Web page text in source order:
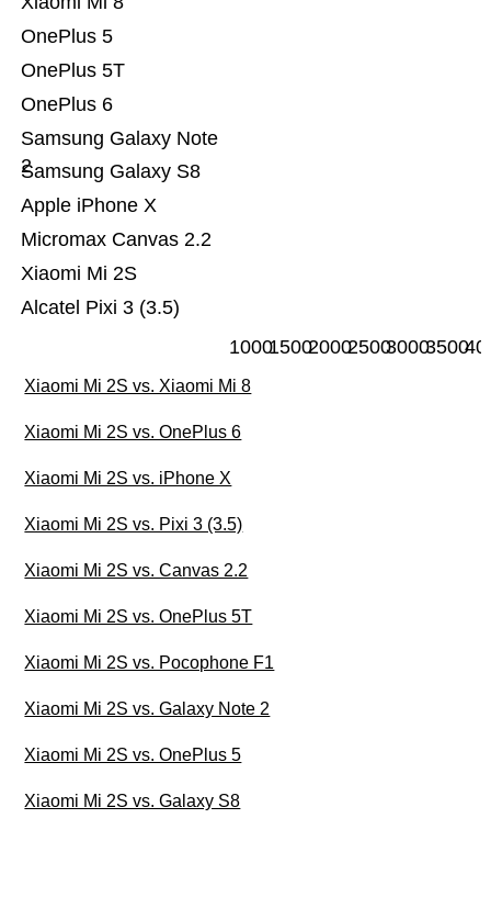
Alcatel Pixi 3 (3.5)
Xiaomi Mi 2S
Micromax Canvas 2.2
Apple iPhone X
Samsung Galaxy S8
Samsung Galaxy Note
2
OnePlus 6
OnePlus 5T
OnePlus 5
100015002000250030003500
Xiaomi Mi 2S vs. Xiaomi Mi 8
Xiaomi Mi 2S vs. OnePlus 6
Xiaomi Mi 2S vs. iPhone X
Xiaomi Mi 2S vs. Pixi 3 (3.5)
Xiaomi Mi 2S vs. Canvas 2.2
Xiaomi Mi 2S vs. OnePlus 5T
Xiaomi Mi 2S vs. Pocophone F1
Xiaomi Mi 2S vs. Galaxy Note 2
Xiaomi Mi 2S vs. OnePlus 5
Xiaomi Mi 2S vs. Galaxy S8